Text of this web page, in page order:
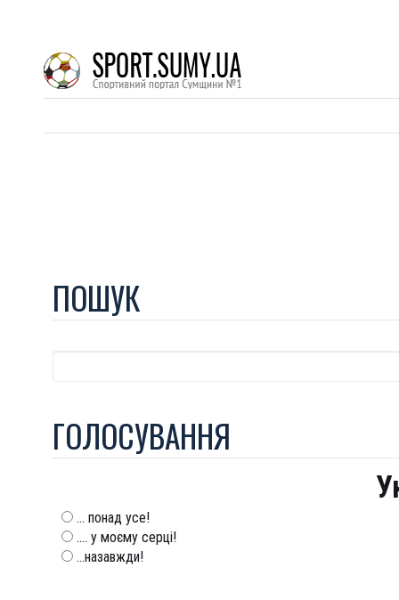
ПОШУК
ГОЛОСУВАННЯ
... понад усе!
.... у моєму серці!
...назавжди!